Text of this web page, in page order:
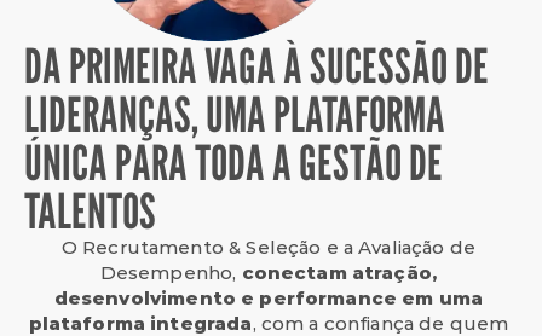
DA PRIMEIRA VAGA À SUCESSÃO DE
LIDERANÇAS, UMA PLATAFORMA
ÚNICA PARA TODA A GESTÃO DE
TALENTOS
O Recrutamento & Seleção e a Avaliação de
Desempenho, conectam atração,
desenvolvimento e performance em uma
plataforma integrada, com a confiança de quem